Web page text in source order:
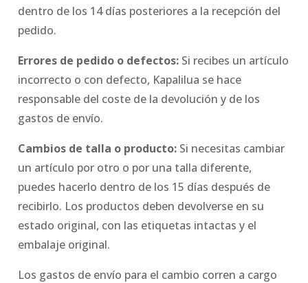
dentro de los 14 días posteriores a la recepción del
pedido.
Errores de pedido o defectos: Si recibes un artículo
incorrecto o con defecto, Kapalilua se hace
responsable del coste de la devolución y de los
gastos de envío.
Cambios de talla o producto: Si necesitas cambiar
un artículo por otro o por una talla diferente,
puedes hacerlo dentro de los 15 días después de
recibirlo. Los productos deben devolverse en su
estado original, con las etiquetas intactas y el
embalaje original.
Los gastos de envío para el cambio corren a cargo